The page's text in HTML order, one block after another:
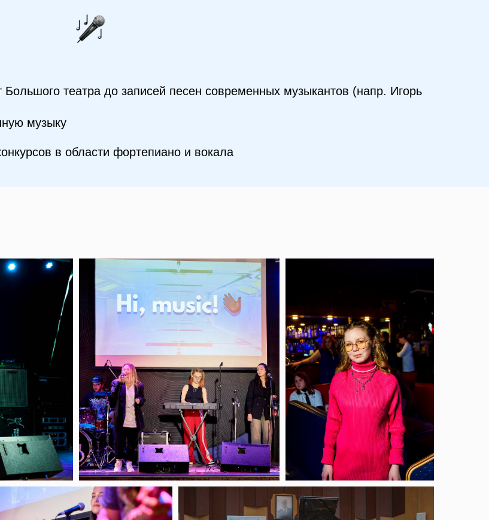
Большого театра до записей песен современных музыкантов (напр. Игорь
музыку
в области фортепиано и вокала